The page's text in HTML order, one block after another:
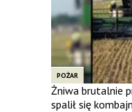
POŻAR
Żniwa brutalnie
spalił się kombajn